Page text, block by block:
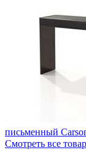
письменный
Смотреть все